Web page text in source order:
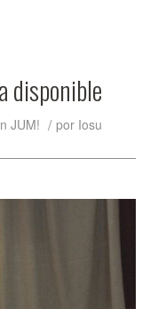
disponible
JUM! / por Iosu